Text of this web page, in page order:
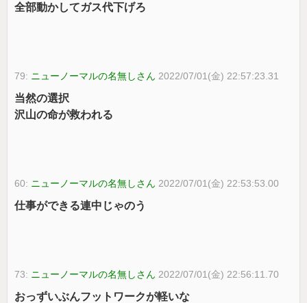
全部動かしてガス代下げろ
79: ニューノーマルの名無しさん 2022/07/01(金) 22:57:23.31
当然の選択
沢山の命が救われる
60: ニューノーマルの名無しさん 2022/07/01(金) 22:53:53.00
仕事ができる連中じゃのう
73: ニューノーマルの名無しさん 2022/07/01(金) 22:56:11.70
おっずいぶんフットワークが軽いな